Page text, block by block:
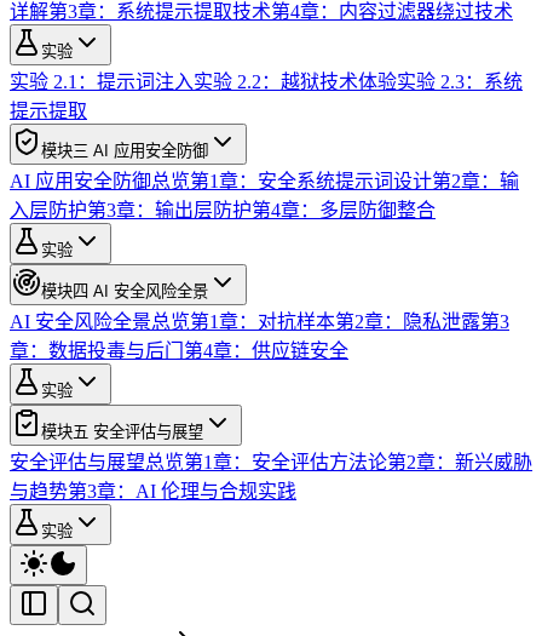
详解第3章：系统提示提取技术第4章：内容过滤器绕过技术
实验
实验 2.1：提示词注入实验 2.2：越狱技术体验实验 2.3：系统
提示提取
模块三 AI 应用安全防御
AI 应用安全防御总览第1章：安全系统提示词设计第2章：输
入层防护第3章：输出层防护第4章：多层防御整合
实验
模块四 AI 安全风险全景
AI 安全风险全景总览第1章：对抗样本第2章：隐私泄露第3
章：数据投毒与后门 第4章：供应链安全
实验
模块五 安全评估与展望
安全评估与展望总览第1章：安全评估方法论第2章：新兴威胁
与趋势第3章：AI 伦理与合规实践
实验